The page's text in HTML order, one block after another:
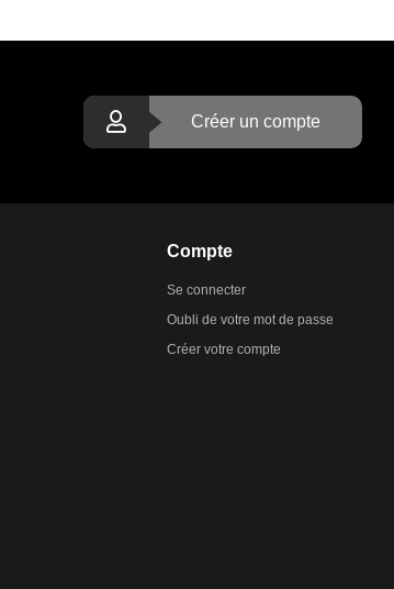
Créer un compte
Compte
Se connecter
Oubli de votre mot de passe
Créer votre compte